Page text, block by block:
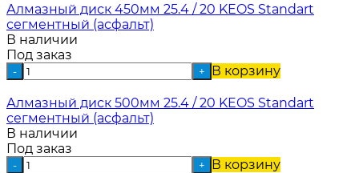
Алмазный диск 450мм 25.4 / 20 KEOS Standart
сегментный (асфальт)
В наличии
Под заказ
- + В корзину
Алмазный диск 500мм 25.4 / 20 KEOS Standart
сегментный (асфальт)
В наличии
Под заказ
- + В корзину